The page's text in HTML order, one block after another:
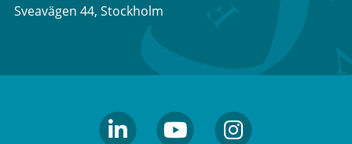
Sveavägen 44, Stockholm